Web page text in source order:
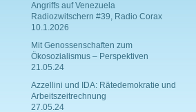
Angriffs auf Venezuela
Radiozwitschern #39, Radio Corax
10.1.2026
Mit Genossenschaften zum
Ökosozialismus – Perspektiven
21.05.24
Azzellini und IDA: Rätedemokratie und
Arbeitszeitrechnung
27.05.24